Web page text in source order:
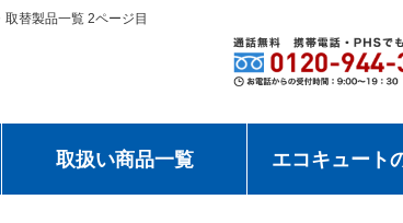
替製品一覧 2ページ目
取扱い商品一覧 エコキュート